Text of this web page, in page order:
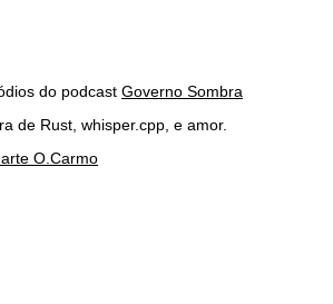
do podcast Governo Sombra
de Rust, whisper.cpp, e amor.
O.Carmo